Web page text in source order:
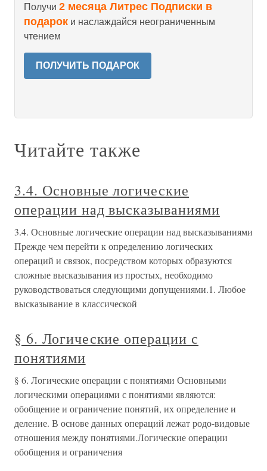
Получи 2 месяца Литрес Подписки в
подарок и наслаждайся неограниченным
чтением
ПОЛУЧИТЬ ПОДАРОК
Читайте также
3.4. Основные логические
операции над высказываниями
3.4. Основные логические операции над высказываниями
Прежде чем перейти к определению логических
операций и связок, посредством которых образуются
сложные высказывания из простых, необходимо
руководствоваться следующими допущениями.1. Любое
высказывание в классической
§ 6. Логические операции с
понятиями
§ 6. Логические операции с понятиями Основными
логическими операциями с понятиями являются:
обобщение и ограничение понятий, их определение и
деле­ние. В основе данных операций лежат родо-видовые
отношения между понятиями.Логические операции
обобщения и ограничения